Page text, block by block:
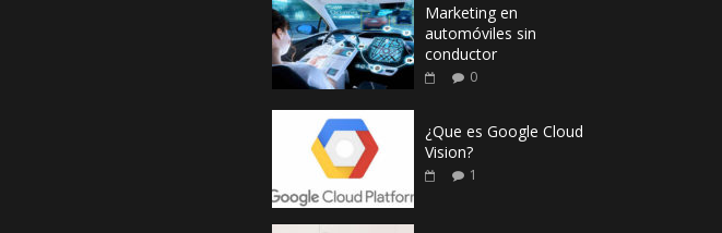
Marketing en
automóviles sin
conductor
0
¿Que es Google Cloud
Vision?
1